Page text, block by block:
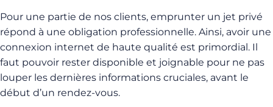
Pour une partie de nos clients, emprunter un jet privé
répond à une obligation professionnelle. Ainsi, avoir une
connexion internet de haute qualité est primordial. Il
faut pouvoir rester disponible et joignable pour ne pas
louper les dernières informations cruciales, avant le
début d’un rendez-vous.